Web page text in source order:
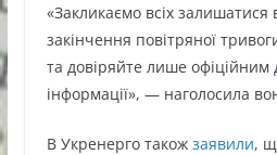
«Закликаємо всіх залишатися
закінчення повітряної
та довіряйте лише
інформації», — наголосила
В Укренерго також заявили,